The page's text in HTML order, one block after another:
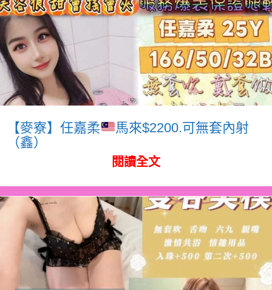
【麥寮】任嘉柔
馬來$2200.可無套內射
（鑫）
閱讀全文